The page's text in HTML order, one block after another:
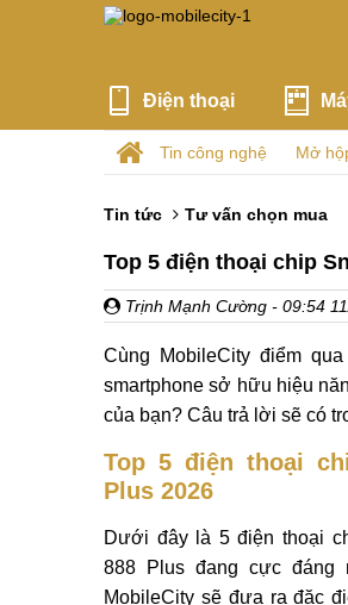
Điện thoại
Tin công nghệ Mở
Tin tức Tư vấn chọn mua
Top 5 điện thoại chip
Trịnh Mạnh Cường - 09:54
Cùng MobileCity điểm
smartphone sở hữu hiệu
của bạn? Câu trả lời sẽ có
Top 5 điện thoại
Plus 2026
Dưới đây là 5 điện thoại
888 Plus đang cực đáng
MobileCity sẽ đưa ra đặc